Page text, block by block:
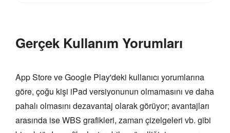
Gerçek Kullanım Yorumları
App Store ve Google Play'deki kullanıcı yorumlarına
göre, çoğu kişi iPad versiyonunun olmamasını ve daha
pahalı olmasını dezavantaj olarak görüyor; avantajları
arasında ise WBS grafikleri, zaman çizelgeleri vb. gibi